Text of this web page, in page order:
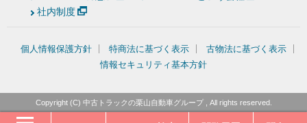
社内制度
個人情報保護方針 特商法に基づく表示
古物法に基づく表示
情報セキュリティ基本方針
Copyright (C) 中古トラックの栗山自動車グループ, All rights reserved.